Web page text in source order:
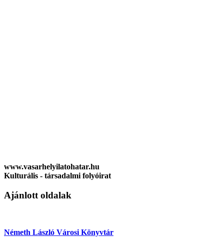
www.vasarhelyilatohatar.hu
Kulturális - társadalmi folyóirat
Ajánlott oldalak
Németh László Városi Könyvtár